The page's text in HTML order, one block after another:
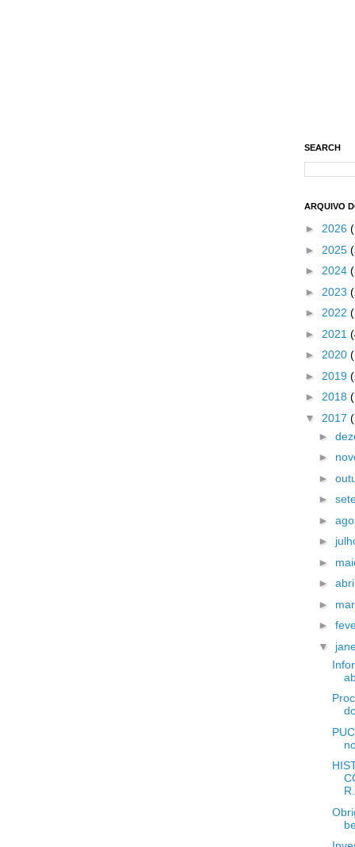
SEARCH
ARQUIVO
► 2026
► 2025
► 2024
► 2023
► 2022
► 2021
► 2020
► 2019
► 2018
▼ 2017
►
►
►
►
►
►
►
►
►
►
▼